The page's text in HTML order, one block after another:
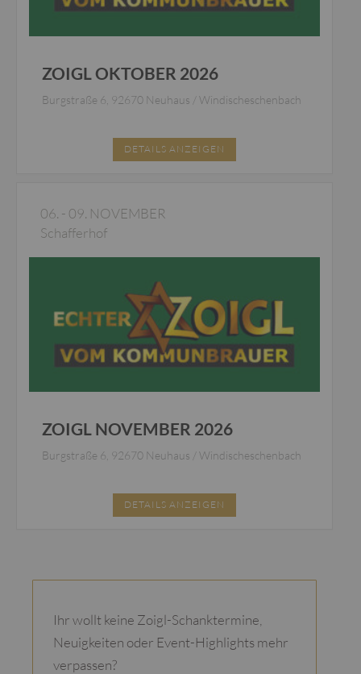
ZOIGL OKTOBER 2026
Burgstraße 6, 92670 Neuhaus / Windischeschenbach
DETAILS ANZEIGEN
06. - 09. NOVEMBER
Schafferhof
ZOIGL NOVEMBER 2026
Burgstraße 6, 92670 Neuhaus / Windischeschenbach
DETAILS ANZEIGEN
Ihr wollt keine Zoigl-Schanktermine,
Neuigkeiten oder Event-Highlights mehr
verpassen?